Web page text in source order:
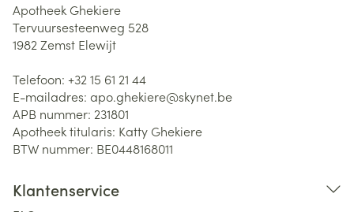
Apotheek Ghekiere
Tervuursesteenweg 528
1982 Zemst Elewijt
Telefoon: +32 15 61 21 44
E-mailadres: apo.ghekiere@skynet.be
APB nummer: 231801
Apotheek titularis: Katty Ghekiere
BTW nummer: BE0448168011
Klantenservice